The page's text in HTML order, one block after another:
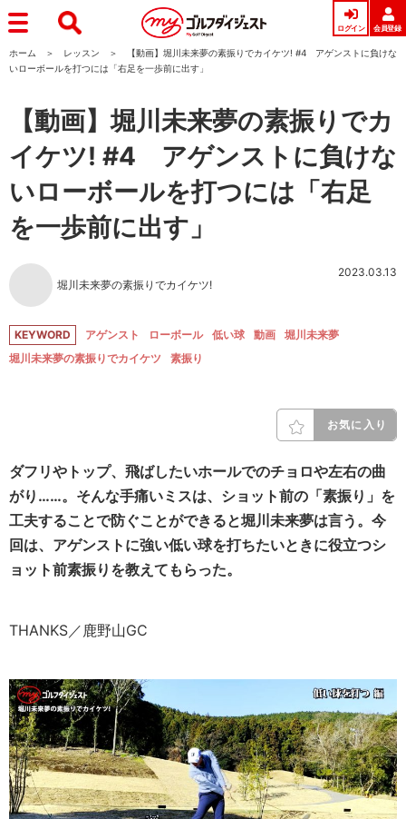
ログイン 会員登録
ホーム レッスン
【動画】堀川未来夢の素振りでカイケツ! #4 アゲンストに負けな
いローボールを打つには「右足を一歩前に出す」
【動画】堀川未来夢の素振りでカ
イケツ! #4 アゲンストに負けな
いローボールを打つには「右足
を一歩前に出す」
堀川未来夢の素振りでカイケツ!
2023.03.13
KEYWORD アゲンスト ローボール 低い球 動画
堀川未来夢
堀川未来夢の素振りでカイケツ
素振り
お気に入り
ダフリやトップ、飛ばしたいホールでのチョロや左右の曲
がり……。そんな手痛いミスは、ショット前の「素振り」を
工夫することで防ぐことができると堀川未来夢は言う。今
回は、アゲンストに強い低い球を打ちたいときに役立つシ
ョット前素振りを教えてもらった。
THANKS／鹿野山GC